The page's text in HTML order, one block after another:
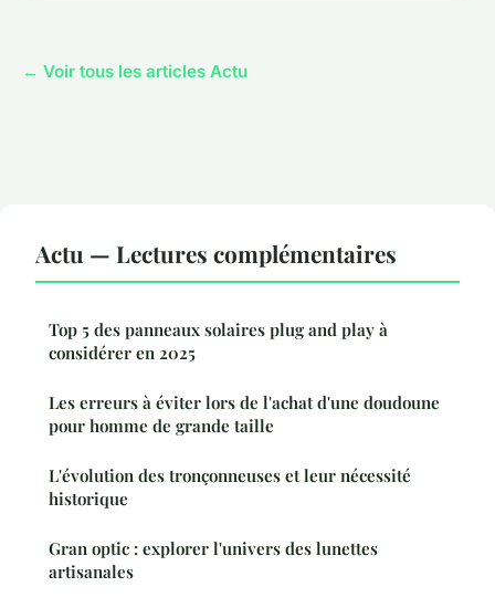
← Voir tous les articles Actu
Actu — Lectures complémentaires
Top 5 des panneaux solaires plug and play à
considérer en 2025
Les erreurs à éviter lors de l'achat d'une doudoune
pour homme de grande taille
L'évolution des tronçonneuses et leur nécessité
historique
Gran optic : explorer l'univers des lunettes
artisanales